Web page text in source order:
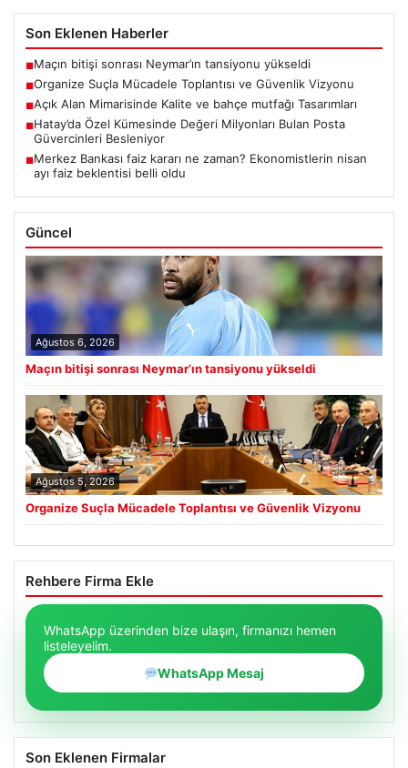
Son Eklenen Haberler
■Maçın bitişi sonrası Neymar’ın tansiyonu yükseldi
■Organize Suçla Mücadele Toplantısı ve Güvenlik Vizyonu
■Açık Alan Mimarisinde Kalite ve bahçe mutfağı Tasarımları
■Hatay’da Özel Kümesinde Değeri Milyonları Bulan Posta
Güvercinleri Besleniyor
■Merkez Bankası faiz kararı ne zaman? Ekonomistlerin nisan
ayı faiz beklentisi belli oldu
Güncel
Ağustos 6, 2026
Maçın bitişi sonrası Neymar’ın tansiyonu yükseldi
Ağustos 5, 2026
Organize Suçla Mücadele Toplantısı ve Güvenlik Vizyonu
Rehbere Firma Ekle
WhatsApp üzerinden bize ulaşın, firmanızı hemen
listeleyelim.
WhatsApp Mesaj
Son Eklenen Firmalar